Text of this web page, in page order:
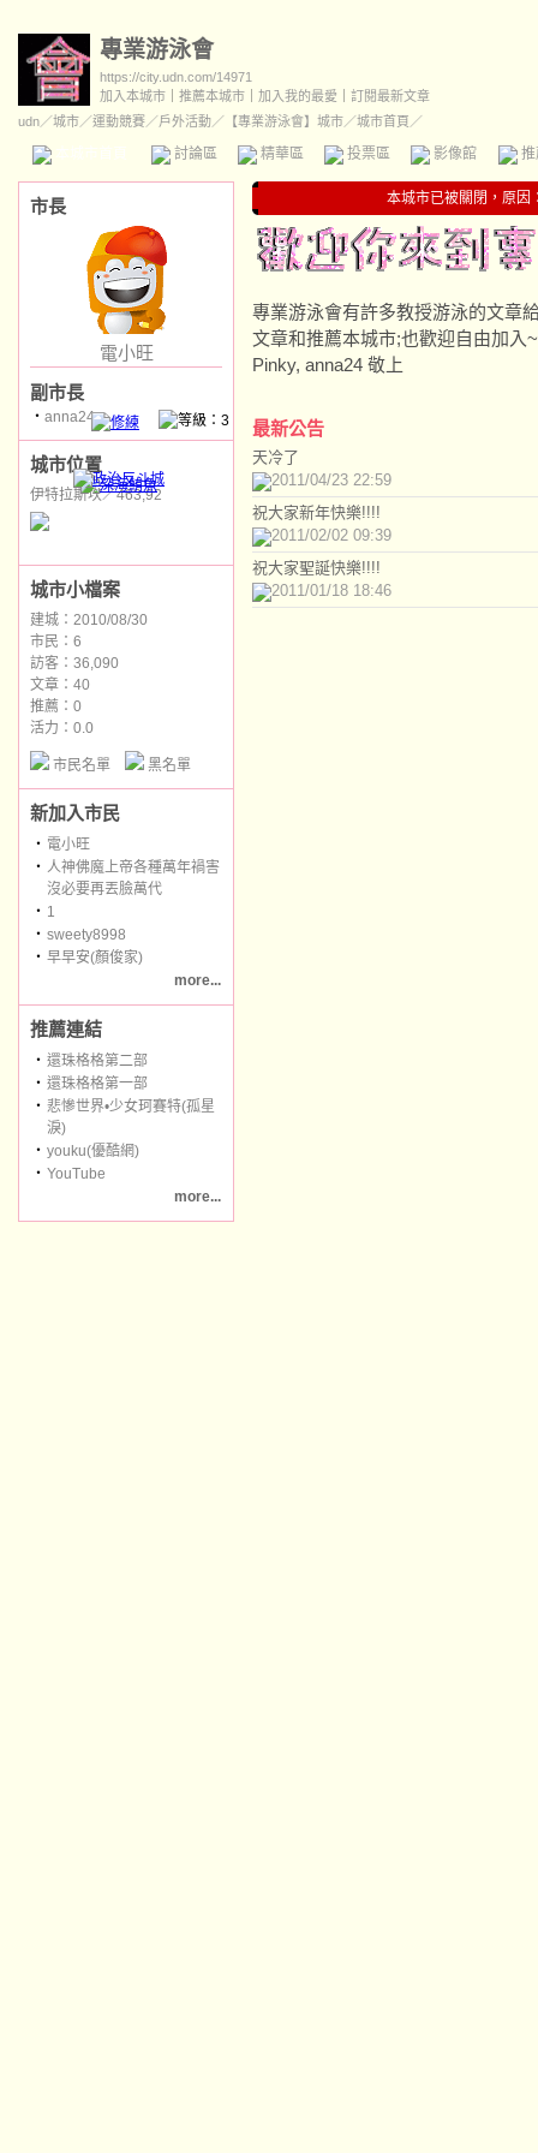
專業游泳會
https://city.udn.com/14971
加入本城市
推薦本城市 加入我的最愛
訂閱最新文章
udn／城市／運動競賽／戶外活動／ 【專業游泳會】城市／城市首頁／
討論區 精華區 投票區 影像館
市長
電小旺
副市長
‧ anna24
城市位置
伊特拉斯坎／463,92
城市小檔案
建城：2010/08/30
市民：6
訪客：36,090
文章：40
推薦： 0
活力：0.0
市民名單 黑名單
新加入市民
‧ 電小旺
‧ 人神佛魔上帝各種萬年禍害
沒必要再丟臉萬代
‧ 1
‧ sweety8998
‧ 早早安(顏俊家)
more...
推薦連結
‧ 還珠格格第二部
‧ 還珠格格第一部
‧ 悲慘世界•少女珂賽特(孤星
淚)
‧ youku(優酷網)
‧ YouTube
more...
本城市已被關閉，原因
專業游泳會有許多教授游泳的文章
文章和推薦本城市;也歡迎自由加入
Pinky, anna24 敬上
最新公告
天冷了
2011/04/23 22:59
祝大家新年快樂!!!!
2011/02/02 09:39
祝大家聖誕快樂!!!!
2011/01/18 18:46